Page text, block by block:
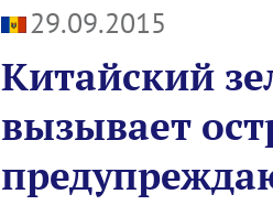
29.09.2015
Китайский
вызывает